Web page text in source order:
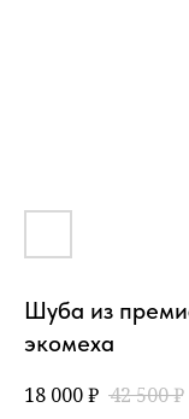
Шуба из
экомеха
18 000₽ 42 500₽